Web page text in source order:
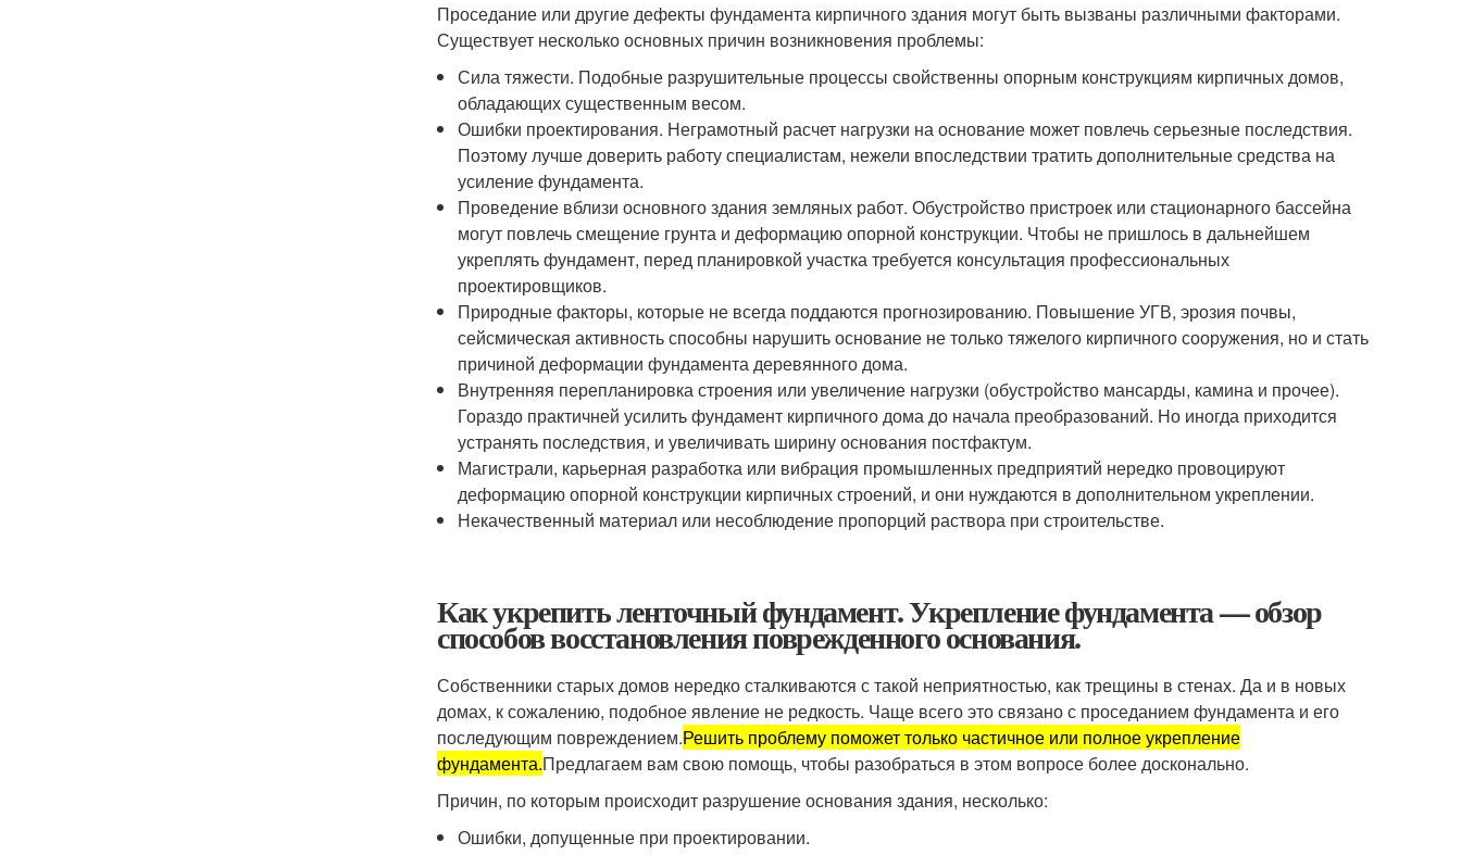
Проседание или другие дефекты фундамента кирпичного здания могут быть вызваны различными факторами.
Существует несколько основных причин возникновения проблемы:
Сила тяжести. Подобные разрушительные процессы свойственны опорным конструкциям кирпичных домов,
обладающих существенным весом.
Ошибки проектирования. Неграмотный расчет нагрузки на основание может повлечь серьезные последствия.
Поэтому лучше доверить работу специалистам, нежели впоследствии тратить дополнительные средства на
усиление фундамента.
Проведение вблизи основного здания земляных работ. Обустройство пристроек или стационарного бассейна
могут повлечь смещение грунта и деформацию опорной конструкции. Чтобы не пришлось в дальнейшем
укреплять фундамент, перед планировкой участка требуется консультация профессиональных
проектировщиков.
Природные факторы, которые не всегда поддаются прогнозированию. Повышение УГВ, эрозия почвы,
сейсмическая активность способны нарушить основание не только тяжелого кирпичного сооружения, но и стать
причиной деформации фундамента деревянного дома.
Внутренняя перепланировка строения или увеличение нагрузки (обустройство мансарды, камина и прочее).
Гораздо практичней усилить фундамент кирпичного дома до начала преобразований. Но иногда приходится
устранять последствия, и увеличивать ширину основания постфактум.
Магистрали, карьерная разработка или вибрация промышленных предприятий нередко провоцируют
деформацию опорной конструкции кирпичных строений, и они нуждаются в дополнительном укреплении.
Некачественный материал или несоблюдение пропорций раствора при строительстве.
Как укрепить ленточный фундамент. Укрепление фундамента — обзор
способов восстановления поврежденного основания.
Собственники старых домов нередко сталкиваются с такой неприятностью, как трещины в стенах. Да и в новых
домах, к сожалению, подобное явление не редкость. Чаще всего это связано с проседанием фундамента и его
последующим повреждением.Решить проблему поможет только частичное или полное укрепление
фундамента.Предлагаем вам свою помощь, чтобы разобраться в этом вопросе более досконально.
Причин, по которым происходит разрушение основания здания, несколько:
Ошибки, допущенные при проектировании.